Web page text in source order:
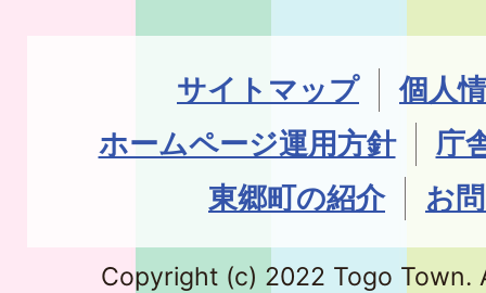
サイトマップ
個人
ホームページ運用方針
庁
東郷町の紹介
お
Copyright (c) 2022 Togo Town.